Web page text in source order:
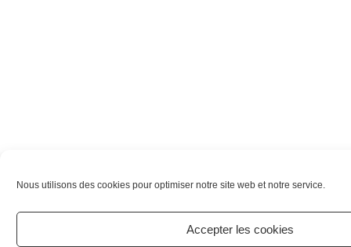
Nous utilisons des cookies pour optimiser notre site web et notre service.
Accepter les cookies